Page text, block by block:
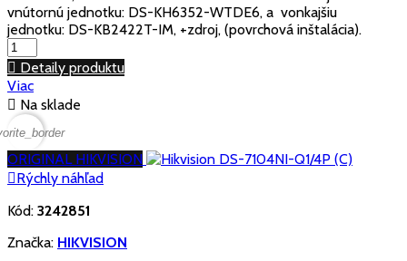
vnútornú jednotku: DS-KH6352-WTDE6, a vonkajšiu
jednotku: DS-KB2422T-IM, +zdroj, (povrchová inštalácia).
 Detaily produktu
Viac
 Na sklade
ORIGINAL HIKVISION
Rýchly náhľad
Kód: 3242851
Značka: HIKVISION